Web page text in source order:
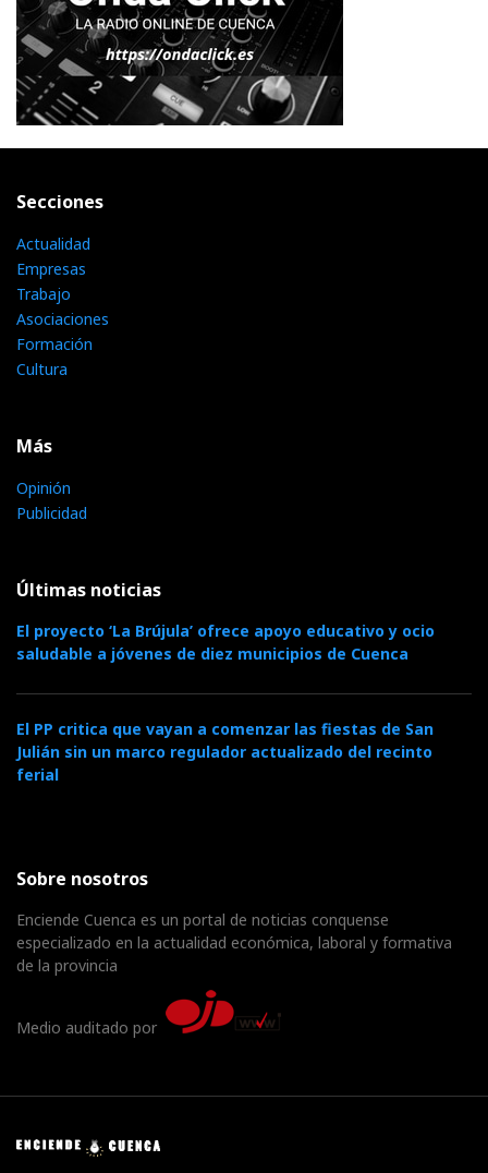
Secciones
Actualidad
Empresas
Trabajo
Asociaciones
Formación
Cultura
Más
Opinión
Publicidad
Últimas noticias
El proyecto ‘La Brújula’ ofrece apoyo educativo y ocio
saludable a jóvenes de diez municipios de Cuenca
El PP critica que vayan a comenzar las fiestas de San
Julián sin un marco regulador actualizado del recinto
ferial
Sobre nosotros
Enciende Cuenca es un portal de noticias conquense
especializado en la actualidad económica, laboral y formativa
de la provincia
Medio auditado por